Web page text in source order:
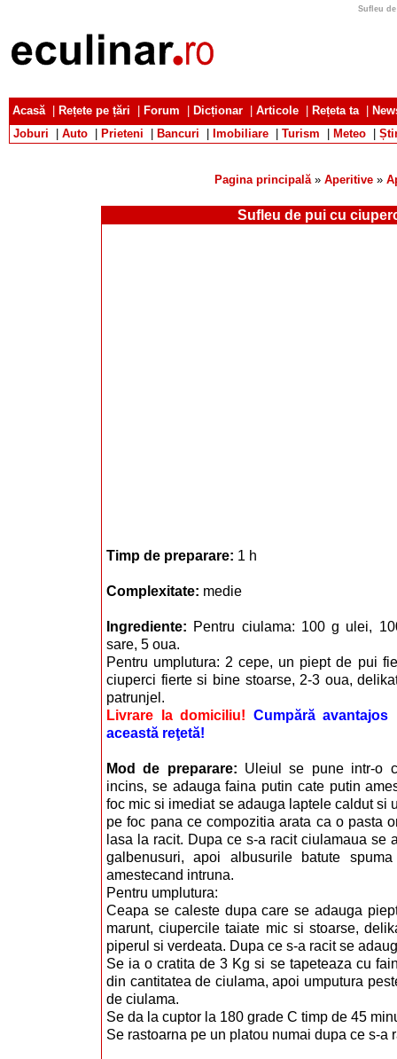
Sufleu
Acasă| Rețete pe țări Forum Dicționar Articole Rețeta ta|
Joburi
Auto Prieteni Bancuri Imobiliare Turism Meteo
Pagina principală» Aperitive »
Sufleu de pui cu
Timp de preparare: 1 h
Complexitate: medie
Ingrediente: Pentru ciulama: 100 g ulei,
sare, 5 oua.
Pentru umplutura: 2 cepe, un piept de pui
ciuperci fierte si bine stoarse, 2-3 oua,
patrunjel.
Livrare la domiciliu! Cumpără avantajos
această reţetă!
Mod de preparare: Uleiul se pune intr-o
incins, se adauga faina putin cate putin
foc mic si imediat se adauga laptele caldut si
pe foc pana ce compozitia arata ca o pasta
lasa la racit. Dupa ce s-a racit ciulamaua se
galbenusuri, apoi albusurile batute
amestecand intruna.
Pentru umplutura:
Ceapa se caleste dupa care se adauga
marunt, ciupercile taiate mic si stoarse,
piperul si verdeata. Dupa ce s-a racit se
Se ia o cratita de 3 Kg si se tapeteaza cu
din cantitatea de ciulama, apoi umputura
de ciulama.
Se da la cuptor la 180 grade C timp de 45
Se rastoarna pe un platou numai dupa ce s-a